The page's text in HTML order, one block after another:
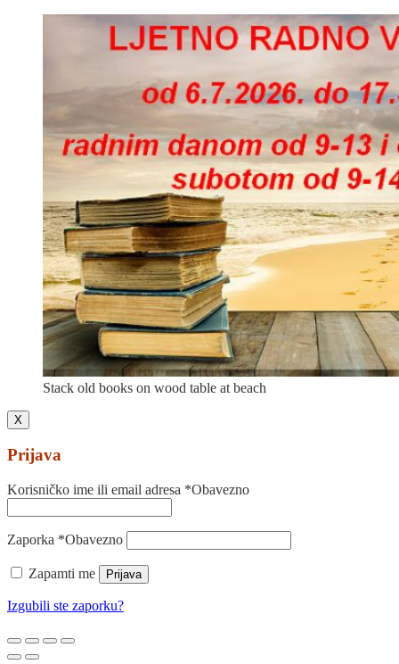
Stack old books on wood table at beach
X
Prijava
Korisničko ime ili email adresa *Obavezno
Zaporka *Obavezno
Zapamti me Prijava
Izgubili ste zaporku?